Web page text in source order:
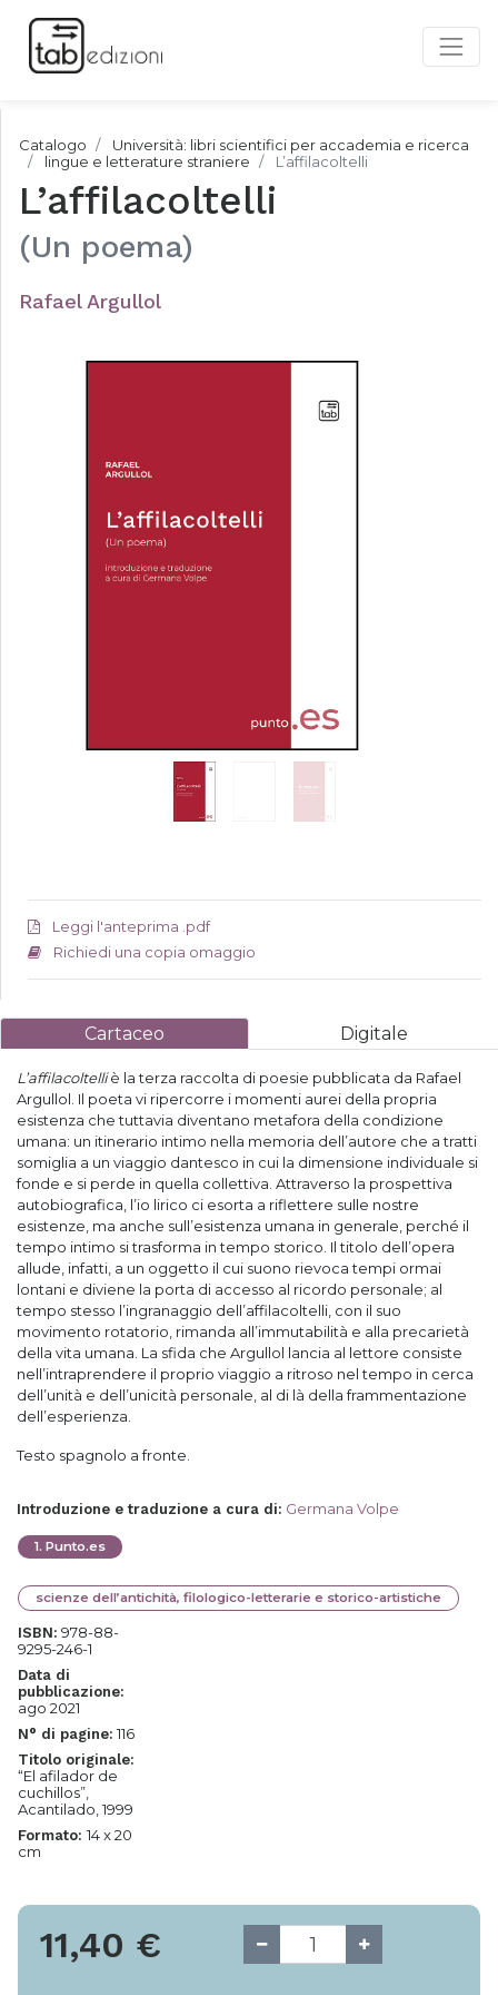
Catalogo
Università: libri scientifici per accademia e ricerca
lingue e letterature straniere
L’affilacoltelli
L’affilacoltelli
(Un poema)
Rafael Argullol
Leggi l'anteprima .pdf
Richiedi una copia omaggio
Cartaceo Digitale
L’affilacoltelliè la terza raccolta di poesie pubblicata da Rafael
Argullol. Il poeta vi ripercorre i momenti aurei della propria
esistenza che tuttavia diventano metafora della condizione
umana: un itinerario intimo nella memoria dell’autore che a tratti
somiglia a un viaggio dantesco in cui la dimensione individuale si
fonde e si perde in quella collettiva. Attraverso la prospettiva
autobiografica, l’io lirico ci esorta a riflettere sulle nostre
esistenze, ma anche sull’esistenza umana in generale, perché il
tempo intimo si trasforma in tempo storico. Il titolo dell’opera
allude, infatti, a un oggetto il cui suono rievoca tempi ormai
lontani e diviene la porta di accesso al ricordo personale; al
tempo stesso l’ingranaggio dell’affilacoltelli, con il suo
movimento rotatorio, rimanda all’immutabilità e alla precarietà
della vita umana. La sfida che Argullol lancia al lettore consiste
nell’intraprendere il proprio viaggio a ritroso nel tempo in cerca
dell’unità e dell’unicità personale, al di là della frammentazione
dell’esperienza.
Testo spagnolo a fronte.
Introduzione e traduzione a cura di: Germana Volpe
1. Punto.es
scienze dell’antichità, filologico-letterarie e storico-artistiche
ISBN: 978-88-
9295-246-1
Data di
pubblicazione:
ago 2021
N° di pagine: 116
Titolo originale:
“El afilador de
cuchillos”,
Acantilado, 1999
Formato: 14 x 20
cm
11,40 €